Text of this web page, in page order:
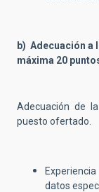
b) Adecuación a
máxima 20
Adecuación de
puesto ofertado.
datos